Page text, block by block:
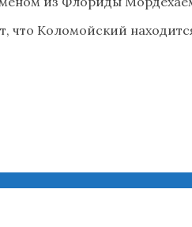
что Коломойский